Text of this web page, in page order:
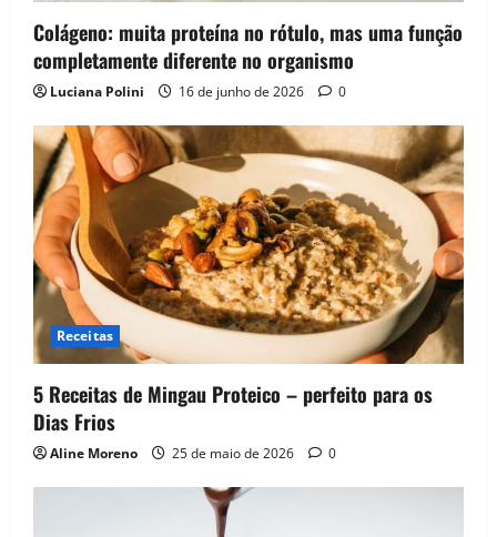
Colágeno: muita proteína no rótulo, mas uma função
completamente diferente no organismo
Luciana Polini 16 de junho de 2026 0
Receitas
5 Receitas de Mingau Proteico – perfeito para os
Dias Frios
Aline Moreno 25 de maio de 2026 0